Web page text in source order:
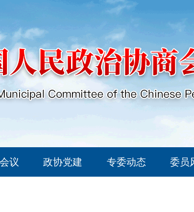
议 政协党建 专委动态 委员